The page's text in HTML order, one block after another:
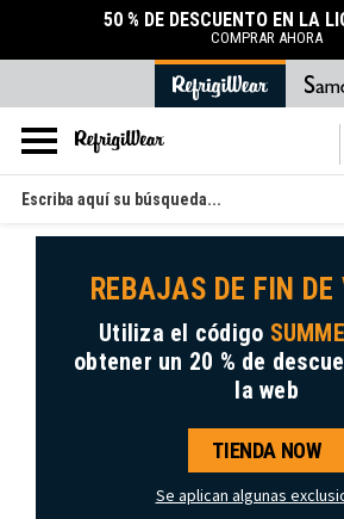
Ir al
50 % DE DESCUENTO EN LA
COMPRAR AHORA
Buscar
en
REBAJAS DE FIN DE
Utiliza el código
obtener un 20 % de
la web
TIENDA NOW
Se aplican algunas